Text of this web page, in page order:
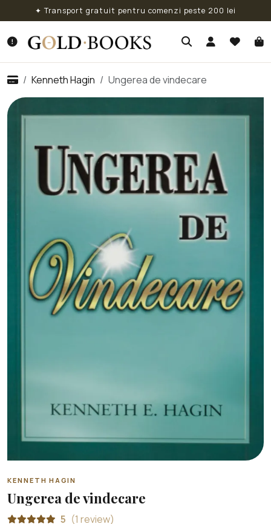
✦ Transport gratuit pentru comenzi peste 200 lei
Kenneth Hagin Ungerea de vindecare
KENNETH HAGIN
Ungerea de vindecare
5 (1 review)